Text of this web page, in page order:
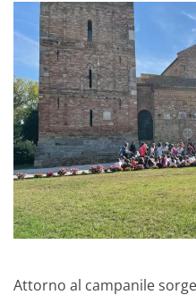
Attorno al campanile